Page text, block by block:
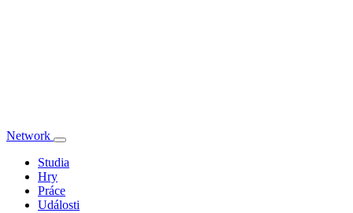
Network
Přepnout
navigaci
Studia
Hry
Práce
Události